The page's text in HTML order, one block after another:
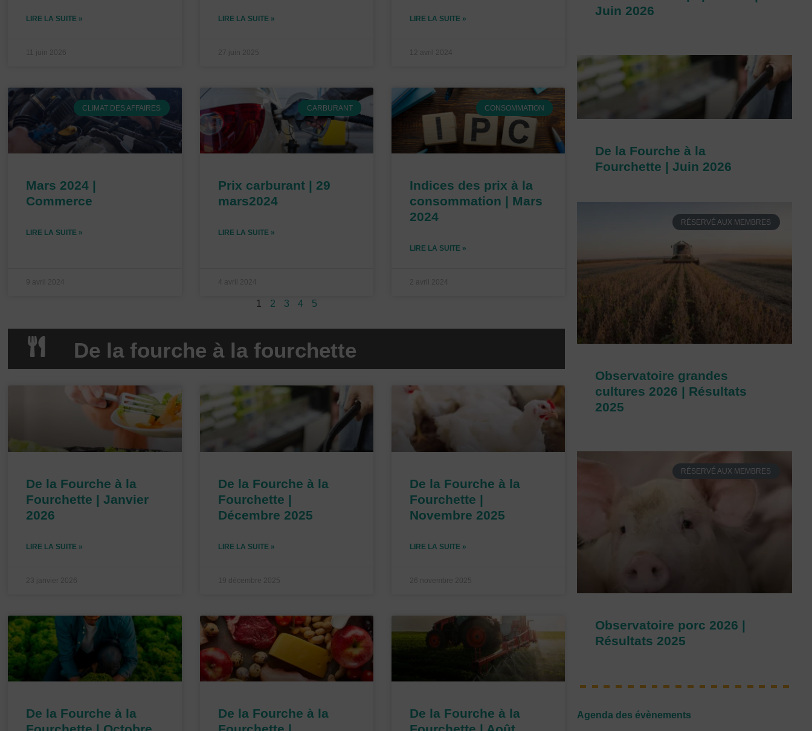
LIRE LA SUITE »
11 juin 2026
LIRE LA SUITE »
27 juin 2025
LIRE LA SUITE »
12 avril 2024
CLIMAT DES AFFAIRES
Mars 2024 |
Commerce
LIRE LA SUITE »
9 avril 2024
CARBURANT
Prix carburant | 29
mars2024
LIRE LA SUITE »
4 avril 2024
CONSOMMATION
Indices des prix à la
consommation | Mars
2024
LIRE LA SUITE »
2 avril 2024
1 2 3 4 5
De la fourche à la fourchette
De la Fourche à la
Fourchette | Janvier
2026
LIRE LA SUITE »
23 janvier 2026
De la Fourche à la
Fourchette |
Décembre 2025
LIRE LA SUITE »
19 décembre 2025
De la Fourche à la
Fourchette |
Novembre 2025
LIRE LA SUITE »
26 novembre 2025
De la Fourche à la
De la Fourche à la
De la Fourche à la
e
P
g
a
Juin 2026
De la Fourche à la
Fourchette | Juin 2026
RÉSERVÉ AUX MEMBRES
Observatoire grandes
cultures 2026 | Résultats
2025
RÉSERVÉ AUX MEMBRES
Observatoire porc 2026 |
Résultats 2025
Agenda des évènements